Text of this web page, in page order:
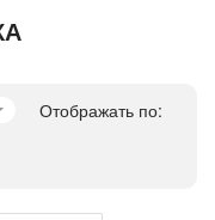
Отображать по: